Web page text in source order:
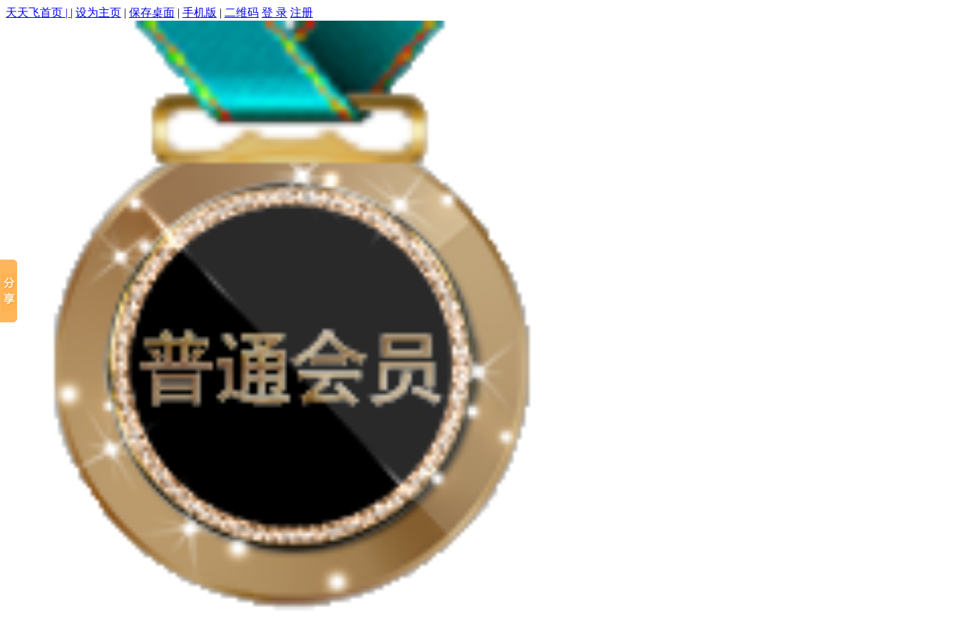
天天飞首页 | | 设为主页 | 保存桌面 | 手机版 | 二维码 登 录 注册